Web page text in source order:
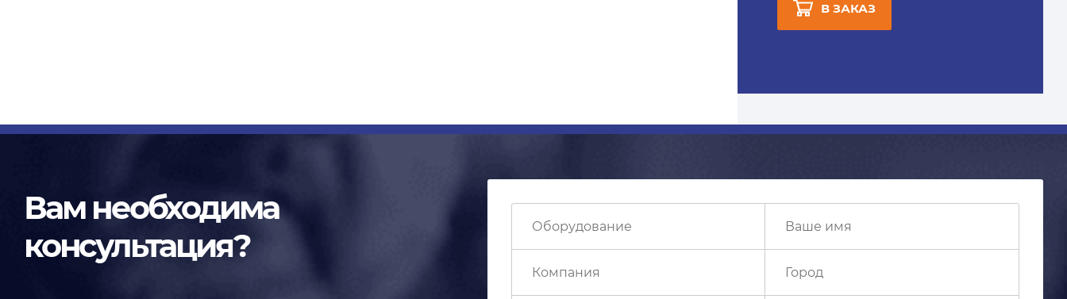
В ЗАКАЗ
Вам необходима
консультация?